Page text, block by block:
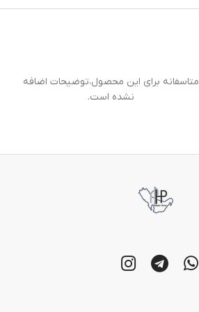
متاسفانه برای این محصول،توضیحات اضافه
نشده است.